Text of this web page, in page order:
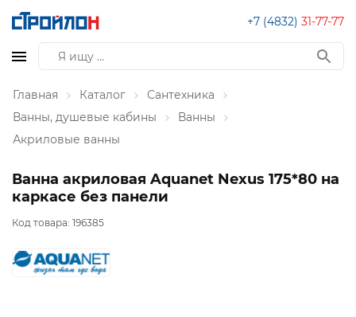
+7 (4832) 31-77-77
Главная Каталог
Сантехника
Ванны, душевые кабины
Ванны
Акриловые ванны
Ванна акриловая Aquanet Nexus 175*80 на
каркасе без панели
Код товара: 196385